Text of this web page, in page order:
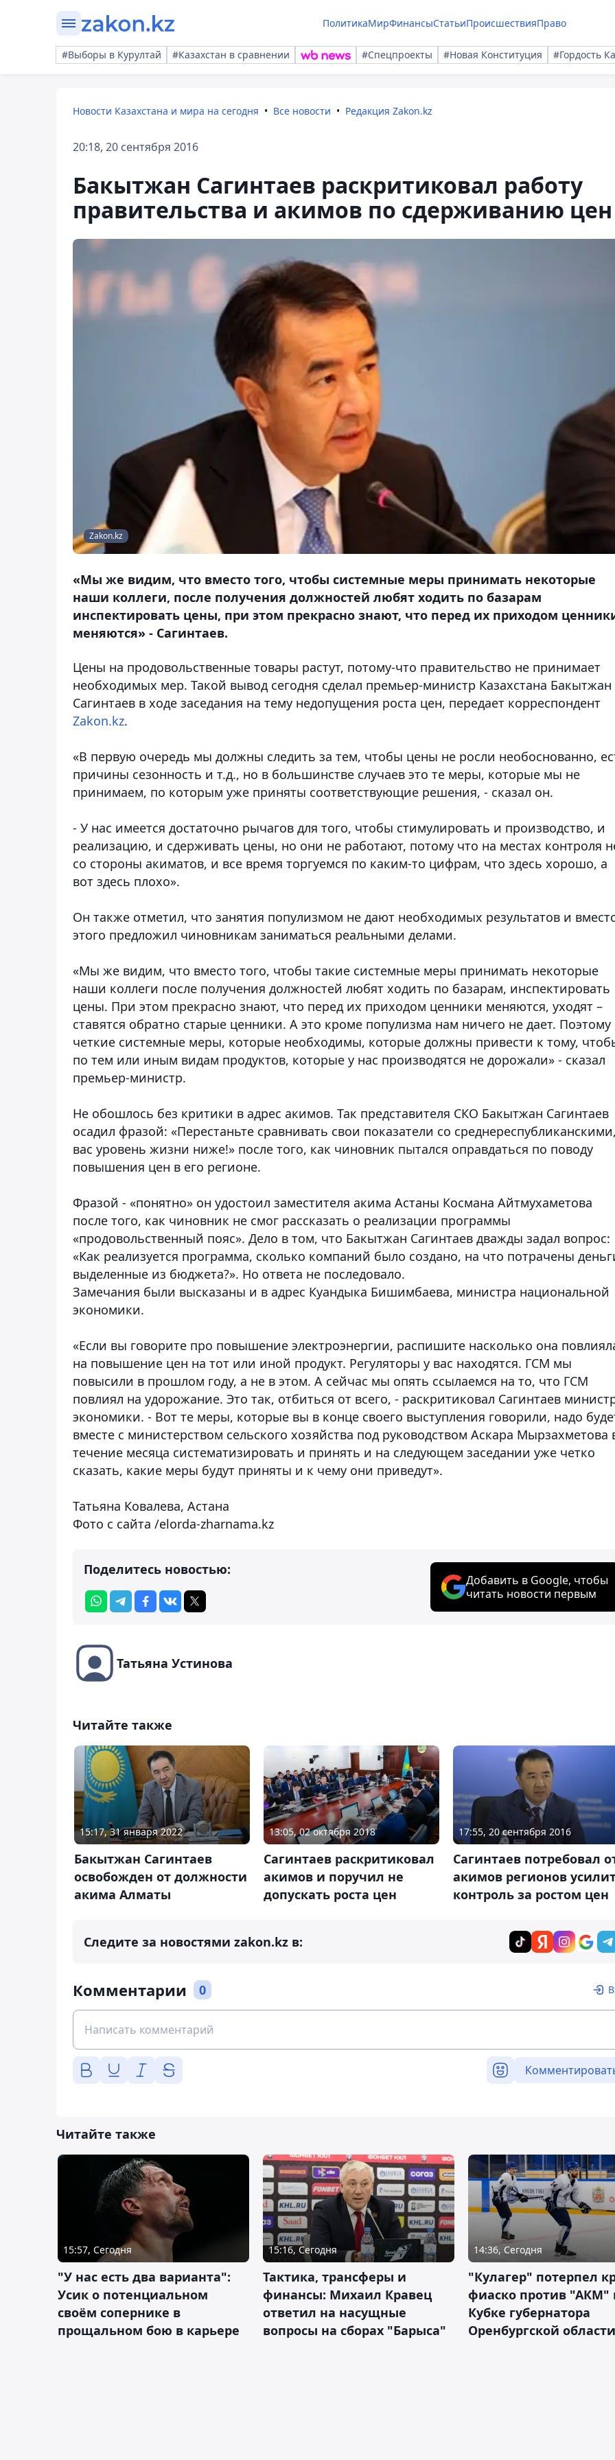
ПолитикаМирФинансыСтатьиПроисшествияПраво
#Выборы в Курултай #Казахстан в сравнении #Спецпроекты #Новая Конституция #Гордость
Новости Казахстана и мира на сегодня Все новости Редакция Zakon.kz
20:18, 20 сентября 2016
Бакытжан Сагинтаев раскритиковал работу
правительства и акимов по сдерживанию цен
Zakon.kz
«Мы же видим, что вместо того, чтобы системные меры принимать некоторые
наши коллеги, после получения должностей любят ходить по базарам
инспектировать цены, при этом прекрасно знают, что перед их приходом
меняются» - Сагинтаев.
Цены на продовольственные товары растут, потому-что правительство не принимает
необходимых мер. Такой вывод сегодня сделал премьер-министр Казахстана Бакытжан
Сагинтаев в ходе заседания на тему недопущения роста цен, передает корреспондент
Zakon.kz.
«В первую очередь мы должны следить за тем, чтобы цены не росли необоснованно,
причины сезонность и т.д., но в большинстве случаев это те меры, которые мы не
принимаем, по которым уже приняты соответствующие решения, - сказал он.
- У нас имеется достаточно рычагов для того, чтобы стимулировать и производство, и
реализацию, и сдерживать цены, но они не работают, потому что на местах контроля
со стороны акиматов, и все время торгуемся по каким-то цифрам, что здесь хорошо, а
вот здесь плохо».
Он также отметил, что занятия популизмом не дают необходимых результатов и
этого предложил чиновникам заниматься реальными делами.
«Мы же видим, что вместо того, чтобы такие системные меры принимать некоторые
наши коллеги после получения должностей любят ходить по базарам, инспектировать
цены. При этом прекрасно знают, что перед их приходом ценники меняются, уходят –
ставятся обратно старые ценники. А это кроме популизма нам ничего не дает. Поэтому
четкие системные меры, которые необходимы, которые должны привести к тому,
по тем или иным видам продуктов, которые у нас производятся не дорожали» - сказал
премьер-министр.
Не обошлось без критики в адрес акимов. Так представителя СКО Бакытжан Сагинтаев
осадил фразой: «Перестаньте сравнивать свои показатели со
вас уровень жизни ниже!» после того, как чиновник пытался оправдаться по поводу
повышения цен в его регионе.
Фразой - «понятно» он удостоил заместителя акима Астаны Космана Айтмухаметова
после того, как чиновник не смог рассказать о реализации программы
«продовольственный пояс». Дело в том, что Бакытжан Сагинтаев дважды задал вопрос:
«Как реализуется программа, сколько компаний было создано, на что потрачены
выделенные из бюджета?». Но ответа не последовало.
Замечания были высказаны и в адрес Куандыка Бишимбаева, министра национальной
экономики.
«Если вы говорите про повышение электроэнергии, распишите насколько она
на повышение цен на тот или иной продукт. Регуляторы у вас находятся. ГСМ мы
повысили в прошлом году, а не в этом. А сейчас мы опять ссылаемся на то, что ГСМ
повлиял на удорожание. Это так, отбиться от всего, - раскритиковал Сагинтаев
экономики. - Вот те меры, которые вы в конце своего выступления говорили, надо
вместе с министерством сельского хозяйства под руководством Аскара Мырзахметова
течение месяца систематизировать и принять и на следующем заседании уже четко
сказать, какие меры будут приняты и к чему они приведут».
Татьяна Ковалева, Астана
Фото с сайта /elorda-zharnama.kz
Поделитесь новостью:
Добавить в Google, чтобы
читать новости первым
Татьяна Устинова
Читайте также
15:17, 31 января 2022
Бакытжан Сагинтаев
освобожден от должности
акима Алматы
13:05, 02 октября 2018
Сагинтаев раскритиковал
акимов и поручил не
допускать роста цен
17:55, 20 сентября 2016
Сагинтаев потребовал
акимов регионов
контроль за ростом цен
Следите за новостями zakon.kz в:
Комментарии 0
Читайте также
15:57, Сегодня
"У нас есть два варианта":
Усик о потенциальном
своём сопернике в
прощальном бою в карьере
15:16, Сегодня
Тактика, трансферы и
финансы: Михаил Кравец
ответил на насущные
вопросы на сборах "Барыса"
14:36, Сегодня
"Кулагер" потерпел
фиаско против "АКМ"
Кубке губернатора
Оренбургской области